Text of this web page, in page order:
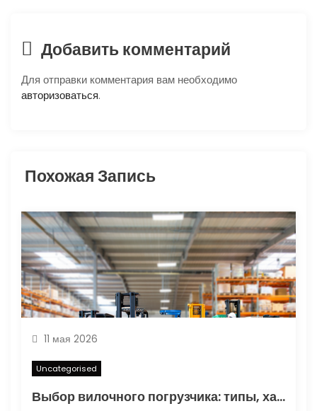
п
з
с
я
м
Добавить комментарий
Для отправки комментария вам необходимо
авторизоваться.
Похожая Запись
11 мая 2026
Uncategorised
Выбор вилочного погрузчика: типы, характеристики и области применения